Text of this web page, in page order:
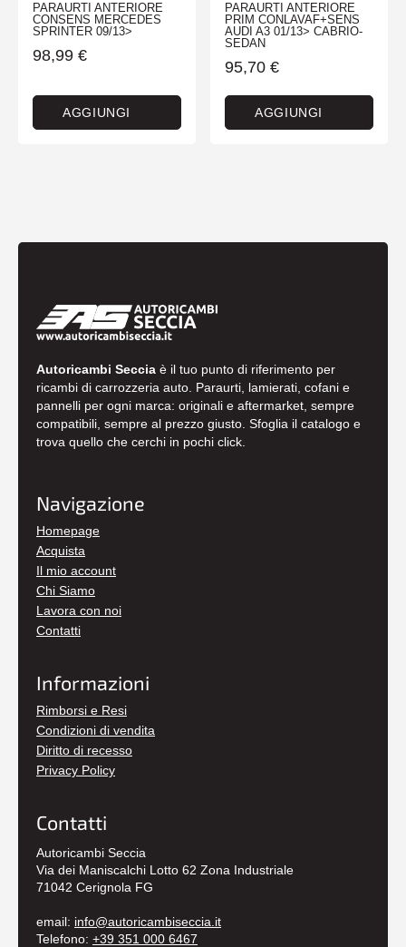
PARAURTI ANTERIORE
CONSENS MERCEDES
SPRINTER 09/13>
98,99 €
AGGIUNGI
PARAURTI ANTERIORE
PRIM CONLAVAF+SENS
AUDI A3 01/13> CABRIO-
SEDAN
95,70 €
AGGIUNGI
Autoricambi Seccia è il tuo punto di riferimento per
ricambi di carrozzeria auto. Paraurti, lamierati, cofani e
pannelli per ogni marca: originali e aftermarket, sempre
compatibili, sempre al prezzo giusto. Sfoglia il catalogo e
trova quello che cerchi in pochi click.
Navigazione
Homepage
Acquista
Il mio account
Chi Siamo
Lavora con noi
Contatti
Informazioni
Rimborsi e Resi
Condizioni di vendita
Diritto di recesso
Privacy Policy
Contatti
Autoricambi Seccia
Via dei Maniscalchi Lotto 62 Zona Industriale
71042 Cerignola FG
email: info@autoricambiseccia.it
Telefono: +39 351 000 6467